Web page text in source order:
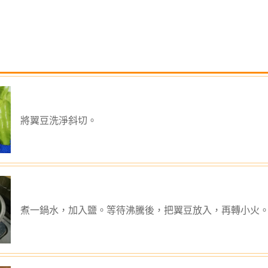
將翼豆洗淨斜切。
煮一鍋水，加入鹽。等待沸騰後，把翼豆放入，再轉小火